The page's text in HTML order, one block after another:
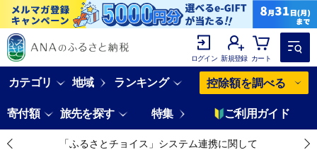
ログイン 新規登録 カート
カテゴリ 地域 ランキング 控除額を調べる
寄付額 旅先を探す 特集 ご利用ガイド
「ふるさとチョイス」システム連携に関して